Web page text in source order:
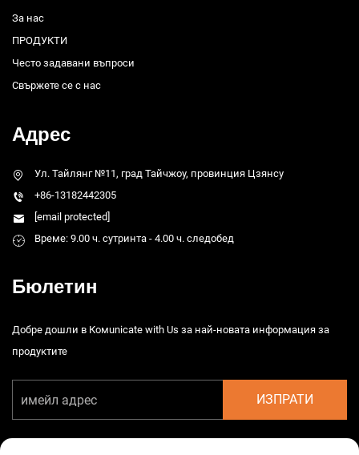
За нас
ПРОДУКТИ
Често задавани въпроси
Свържете се с нас
Адрес
Ул. Тайлянг №11, град Тайчжоу, провинция Цзянсу
+86-13182442305
[email protected]
Време: 9.00 ч. сутринта - 4.00 ч. следобед
Бюлетин
Добре дошли в Комunicate with Us за най-новата информация за
продуктите
ИЗПРАТИ